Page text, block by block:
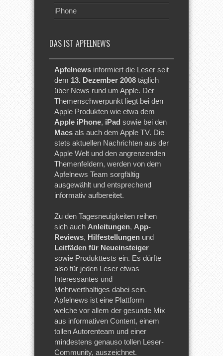
iPhone
DAS IST APFELNEWS
Apfelnews informiert die Leser seit
dem 13. Dezember 2008 täglich
über News rund um Apple. Der
Themenschwerpunkt liegt bei den
Apple Produkten wie etwa dem
Apple iPhone, iPad sowie bei den
Macs als auch dem Apple TV. Die
stets aktuellen Nachrichten aus der
Apple Welt und den angrenzenden
Themenfeldern, werden von dem
Apfelnews Team sorgfältig
ausgewählt und entsprechend
informativ aufbereitet.
Zu den Tagesneuigkeiten reihen
sich auch Anleitungen, App-
Reviews, Hilfestellungen und
Leitfäden für Neueinsteiger
sowie Produkttests ein. Es dürfte
also für jeden Leser etwas
Interessantes und
Mehrwerthaltiges dabei sein.
Apfelnews ist eine Plattform
welche vor allem der gesunde Mix
aus informativen Content, einem
tollen Autorenteam und einer
mindestens genauso tollen Leser-
Community, auszeichnet.